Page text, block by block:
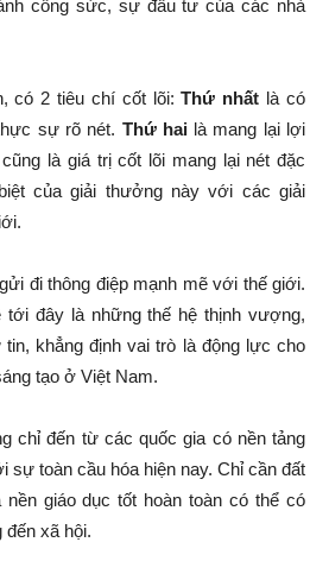
công sức, sự đầu tư của các nhà
có 2 tiêu chí cốt lõi:Thứ nhất là có
sự rõ nét. Thứ hailà mang lại lợi
là giá trị cốt lõi mang lại nét đặc
của giải thưởng này với các giải
đi thông điệp mạnh mẽ với thế giới.
đây là những thế hệ thịnh vượng,
khẳng định vai trò là động lực cho
tạo ở Việt Nam.
chỉ đến từ các quốc gia có nền tảng
sự toàn cầu hóa hiện nay. Chỉ cần đất
giáo dục tốt hoàn toàn có thể có
đến xã hội.